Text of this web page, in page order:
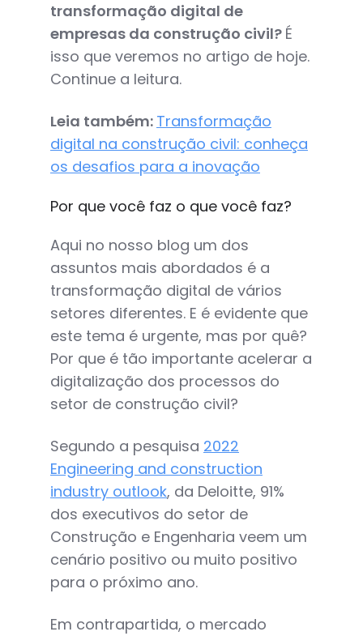
transformação digital de
empresas da construção civil? É
isso que veremos no artigo de hoje.
Continue a leitura.
Leia também: Transformação
digital na construção civil: conheça
os desafios para a inovação
Por que você faz o que você faz?
Aqui no nosso blog um dos
assuntos mais abordados é a
transformação digital de vários
setores diferentes. E é evidente que
este tema é urgente, mas por quê?
Por que é tão importante acelerar a
digitalização dos processos do
setor de construção civil?
Segundo a pesquisa 2022
Engineering and construction
industry outlook, da Deloitte, 91%
dos executivos do setor de
Construção e Engenharia veem um
cenário positivo ou muito positivo
para o próximo ano.
Em contrapartida, o mercado